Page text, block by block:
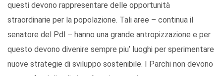
questi devono rappresentare delle opportunità
straordinarie per la popolazione. Tali aree – continua il
senatore del Pdl – hanno una grande antropizzazione e per
questo devono divenire sempre piu’ luoghi per sperimentare
nuove strategie di sviluppo sostenibile. I Parchi non devono